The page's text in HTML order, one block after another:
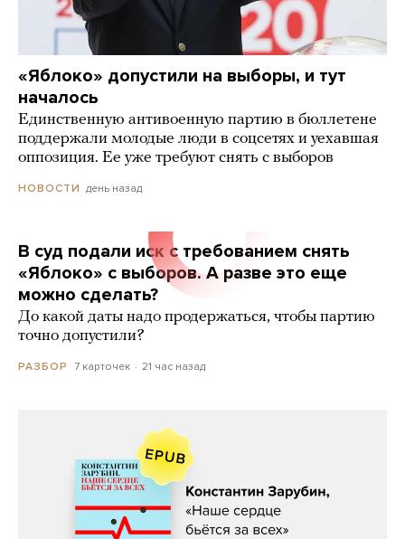
«Яблоко» допустили на выборы, и тут
началось
Единственную антивоенную партию в бюллетене
поддержали молодые люди в соцсетях и уехавшая
оппозиция. Ее уже требуют снять с выборов
НОВОСТИ день назад
В суд подали иск с требованием снять
«Яблоко» с выборов. А разве это еще
можно сделать?
До какой даты надо продержаться, чтобы партию
точно допустили?
РАЗБОР 7 карточек 21 час назад